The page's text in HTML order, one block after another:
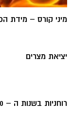
מיני קורס – מידת
יציאת מצרים
רוחניות בשנות ה – 2000